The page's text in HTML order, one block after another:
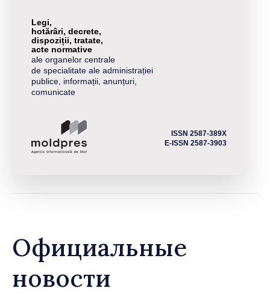
Legi,
hotărâri, decrete,
dispoziții, tratate,
acte normative
ale organelor centrale
de specialitate ale administrației
publice, informații, anunțuri,
comunicate
ISSN 2587-389X
E-ISSN 2587-3903
Официальные
новости